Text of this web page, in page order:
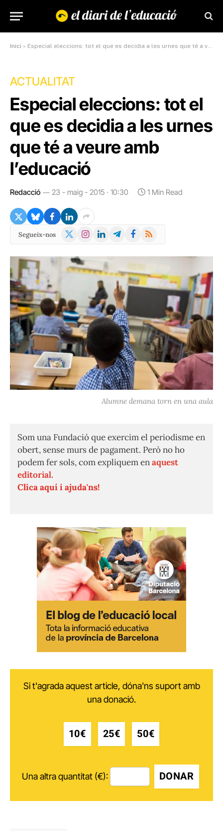
Inici » Especial eleccions: tot el que es decidia a les urnes que té a veure amb l’educació
ACTUALITAT
Especial eleccions: tot el
que es decidia a les urnes
que té a veure amb
l’educació
Redacció 23 - maig - 2015 · 10:30 1 Min Read
Segueix-nos
X
Instagram
LinkedInTelegramFacebook
RSS
Alumne demana torn en una aula
Som una Fundació que exercim el periodisme en
obert, sense murs de pagament. Però no ho
podem fer sols, com expliquem enaquest
editorial.
Clica aquí i ajuda'ns!
Si t'agrada aquest article, dóna'ns suport amb
una donació.
10€ 25€ 50€
Una altra quantitat (€): DONAR